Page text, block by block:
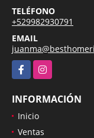
TELÉFONO
+529982930791
EMAIL
FacebookInstagram
INFORMACIÓN
Inicio
Ventas